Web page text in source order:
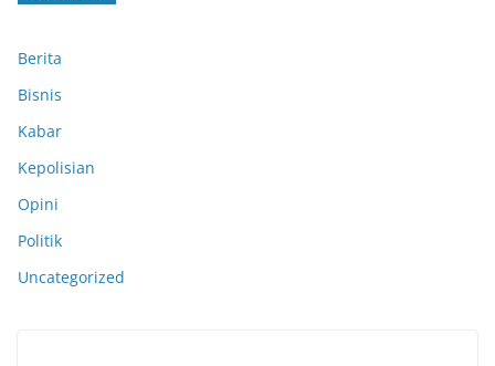
Berita
Bisnis
Kabar
Kepolisian
Opini
Politik
Uncategorized